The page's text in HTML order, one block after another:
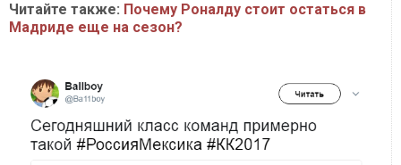
Читайте также: Почему Роналду стоит остаться в
Мадриде еще на сезон?